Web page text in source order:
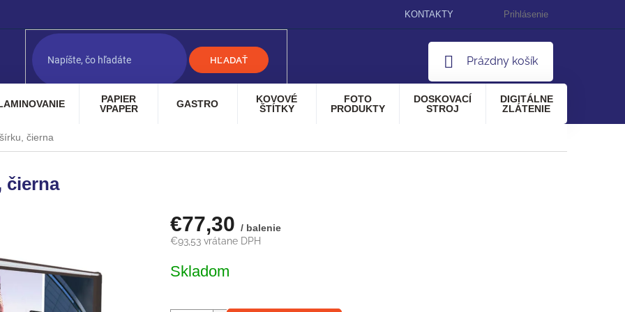
KONTAKTY Prihlásenie
HĽADAŤ
NÁKUPNÝ
Prázdny košík
PAPIER
VPAPER
GASTRO
KOVOVÉ
ŠTÍTKY
FOTO
PRODUKTY
DOSKOVACÍ
STROJ
DIGITÁLNE
ZLÁTENIE
čierna
čierna
€77,30 / balenie
€93,53 vrátane DPH
cena:
Skladom